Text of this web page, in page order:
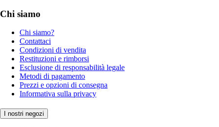
Chi siamo
Chi siamo?
Contattaci
Condizioni di vendita
Restituzioni e rimborsi
Esclusione di responsabilità legale
Metodi di pagamento
Prezzi e opzioni di consegna
Informativa sulla privacy
I nostri negozi